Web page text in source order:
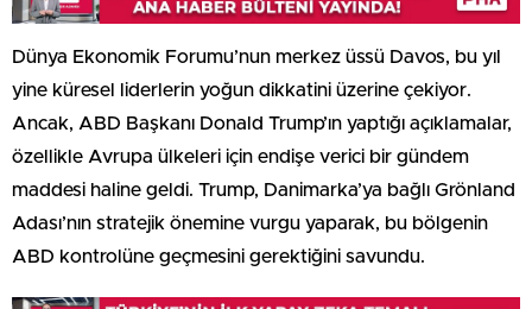
Dünya Ekonomik Forumu’nun merkez üssü Davos, bu yıl
yine küresel liderlerin yoğun dikkatini üzerine çekiyor.
Ancak, ABD Başkanı Donald Trump’ın yaptığı açıklamalar,
özellikle Avrupa ülkeleri için endişe verici bir gündem
maddesi haline geldi. Trump, Danimarka’ya bağlı Grönland
Adası’nın stratejik önemine vurgu yaparak, bu bölgenin
ABD kontrolüne geçmesini gerektiğini savundu.